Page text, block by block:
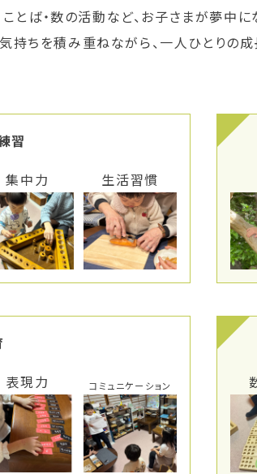
とば・数の活動など、お子さまが夢中に
気持ちを積み重ねながら、一人ひとりの
習
集中力 生活習慣
表現力 コミュニケーション